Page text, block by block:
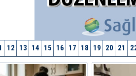
12 13 14 15 16 17 18 19 20 21